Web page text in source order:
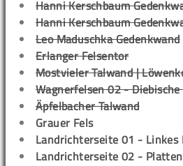
Hanni Kerschbaum
Hanni Kerschbaum
Leo Maduschka Gedenkwand
Erlanger Felsentor
Mostvieler Talwand |
Wagnerfelsen 02 -
Äpfelbacher Talwand
Grauer Fels
Landrichterseite 01 - Linkes
Landrichterseite 02 -